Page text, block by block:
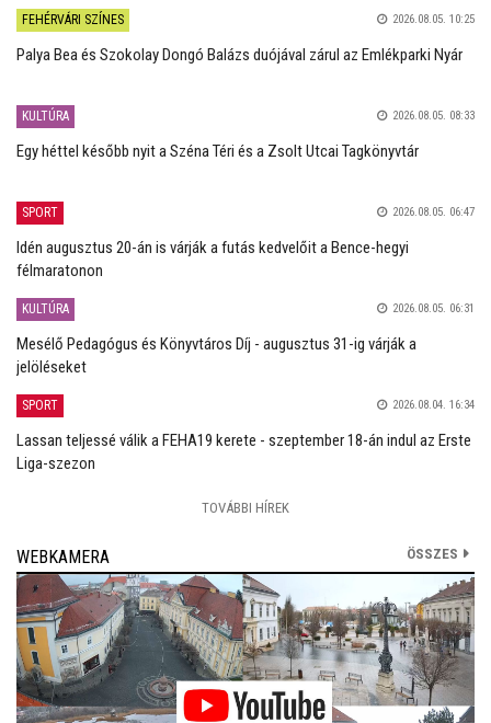
FEHÉRVÁRI SZÍNES 2026.08.05. 10:25
Palya Bea és Szokolay Dongó Balázs duójával zárul az Emlékparki Nyár
KULTÚRA 2026.08.05. 08:33
Egy héttel később nyit a Széna Téri és a Zsolt Utcai Tagkönyvtár
SPORT 2026.08.05. 06:47
Idén augusztus 20-án is várják a futás kedvelőit a Bence-hegyi
félmaratonon
KULTÚRA 2026.08.05. 06:31
Mesélő Pedagógus és Könyvtáros Díj - augusztus 31-ig várják a
jelöléseket
SPORT 2026.08.04. 16:34
Lassan teljessé válik a FEHA19 kerete - szeptember 18-án indul az Erste
Liga-szezon
TOVÁBBI HÍREK
WEBKAMERA ÖSSZES